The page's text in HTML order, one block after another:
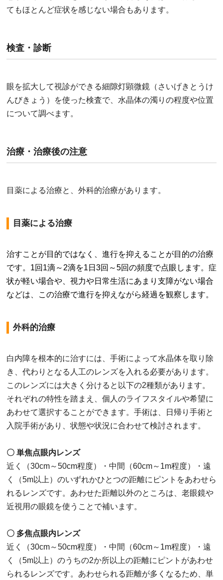
てもほとんど症状を感じない場合もあります。
検査・診断
眼を拡大して視診ができる細隙灯顕微鏡（さいげきとうけ
んびきょう）を使った検査で、水晶体の濁りの程度や位置
について調べます。
治療・治療後の注意
目薬による治療と、外科的治療があります。
目薬による治療
治すことが目的ではなく、進行を抑えることが目的の治療
です。1回1滴～2滴を1日3回～5回の頻度で点眼します。症
状が軽い場合や、視力や日常生活にあまり支障がない場合
などは、この治療で進行を抑えながら経過を観察します。
外科的治療
白内障を根本的に治すには、手術によって水晶体を取り除
き、代わりとなる人工のレンズを入れる必要があります。
このレンズには大きく分けると以下の2種類があります。
それぞれの特性を踏まえ、個人のライフスタイルや希望に
あわせて選択することができます。手術は、日帰り手術と
入院手術があり、状態や状況に合わせて検討されます。
〇 単焦点眼内レンズ
近く（30cm～50cm程度）・中間（60cm～1m程度）・遠
く（5m以上）のいずれかひとつの距離にピントをあわせら
れるレンズです。あわせた距離以外のところは、老眼鏡や
近視用の眼鏡を使うことで補います。
〇 多焦点眼内レンズ
近く（30cm～50cm程度）・中間（60cm～1m程度）・遠
く（5m以上）のうちの2か所以上の距離にピントがあわせ
られるレンズです。あわせられる距離が多くなるため、単